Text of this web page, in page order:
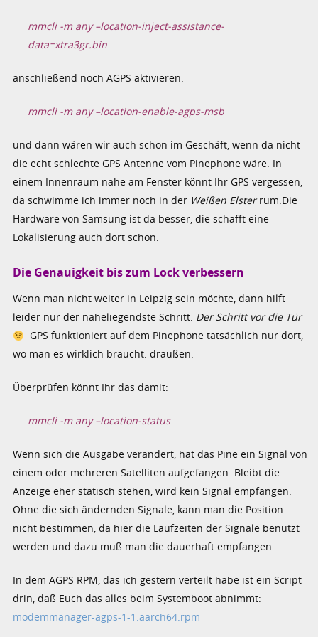
mmcli -m any –location-inject-assistance-
data=xtra3gr.bin
anschließend noch AGPS aktivieren:
mmcli -m any –location-enable-agps-msb
und dann wären wir auch schon im Geschäft, wenn da nicht
die echt schlechte GPS Antenne vom Pinephone wäre. In
einem Innenraum nahe am Fenster könnt Ihr GPS vergessen,
da schwimme ich immer noch in der Weißen Elsterrum.Die
Hardware von Samsung ist da besser, die schafft eine
Lokalisierung auch dort schon.
Die Genauigkeit bis zum Lock verbessern
Wenn man nicht weiter in Leipzig sein möchte, dann hilft
leider nur der naheliegendste Schritt: Der Schritt vor die Tür
GPS funktioniert auf dem Pinephone tatsächlich nur dort,
wo man es wirklich braucht: draußen.
Überprüfen könnt Ihr das damit:
mmcli -m any –location-status
Wenn sich die Ausgabe verändert, hat das Pine ein Signal von
einem oder mehreren Satelliten aufgefangen. Bleibt die
Anzeige eher statisch stehen, wird kein Signal empfangen.
Ohne die sich ändernden Signale, kann man die Position
nicht bestimmen, da hier die Laufzeiten der Signale benutzt
werden und dazu muß man die dauerhaft empfangen.
In dem AGPS RPM, das ich gestern verteilt habe ist ein Script
drin, daß Euch das alles beim Systemboot abnimmt:
modemmanager-agps-1-1.aarch64.rpm